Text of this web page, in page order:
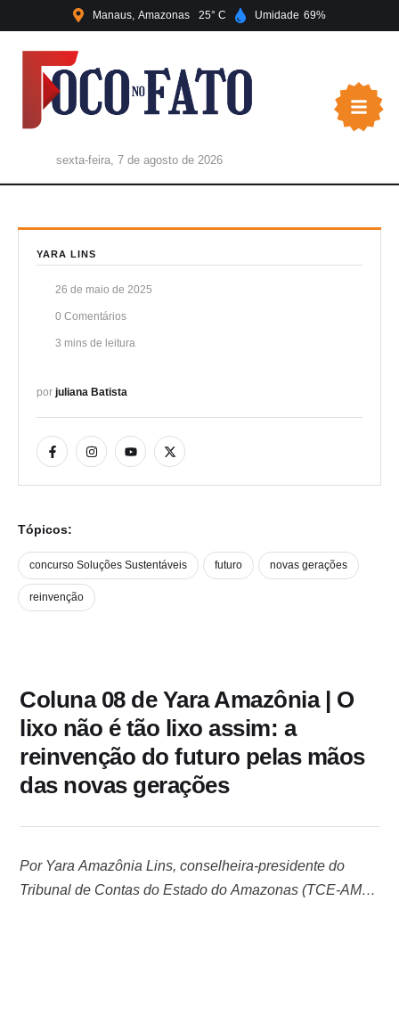
Manaus Amazonas 25 Umidade 69
sexta-feira, 7 de agosto de 2026
YARA LINS
26 de maio de 2025
0 Comentários
3 mins de leitura
por juliana Batista
Tópicos:
concurso Soluções Sustentáveis futuro novas gerações
reinvenção
Coluna 08 de Yara Amazônia | O
lixo não é tão lixo assim: a
reinvenção do futuro pelas mãos
das novas gerações
Por Yara Amazônia Lins, conselheira-presidente do
Tribunal de Contas do Estado do Amazonas (TCE-AM) A